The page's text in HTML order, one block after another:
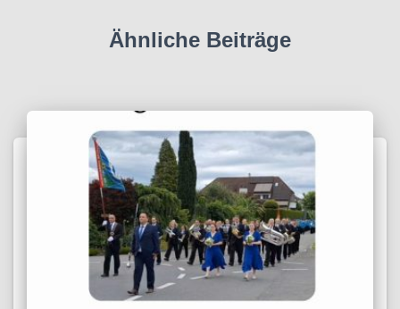
Ähnliche Beiträge